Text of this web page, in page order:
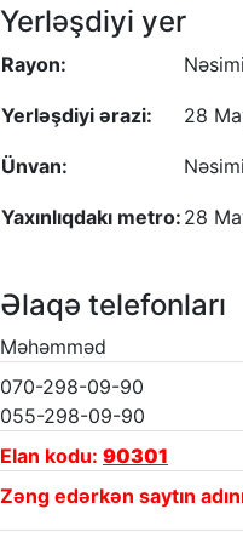
Yerləşdiyi yer
Rayon:
Yerləşdiyi ərazi: 28
Ünvan:
Yaxınlıqdakı metro: 28
Əlaqə telefonları
Məhəmməd
070-298-09-90
055-298-09-90
Elan kodu: 90301
Zəng edərkən saytın